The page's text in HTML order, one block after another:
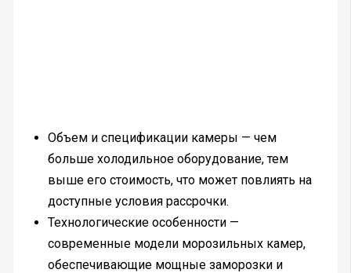
Объем и спецификации камеры — чем
больше холодильное оборудование, тем
выше его стоимость, что может повлиять на
доступные условия рассрочки.
Технологические особенности —
современные модели морозильных камер,
обеспечивающие мощные заморозки и